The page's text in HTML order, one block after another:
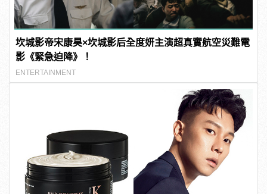
坎城影帝宋康昊×坎城影后全度妍主演超真實航空災難電
影《緊急迫降》！
ENTERTAINMENT